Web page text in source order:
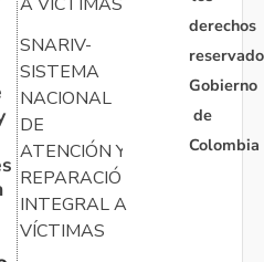
SNARIV-
SISTEMA
NACIONAL
DE
ATENCIÓN Y
REPARACIÓN
INTEGRAL A
VÍCTIMAS
derechos
Gobierno
de
Colombia